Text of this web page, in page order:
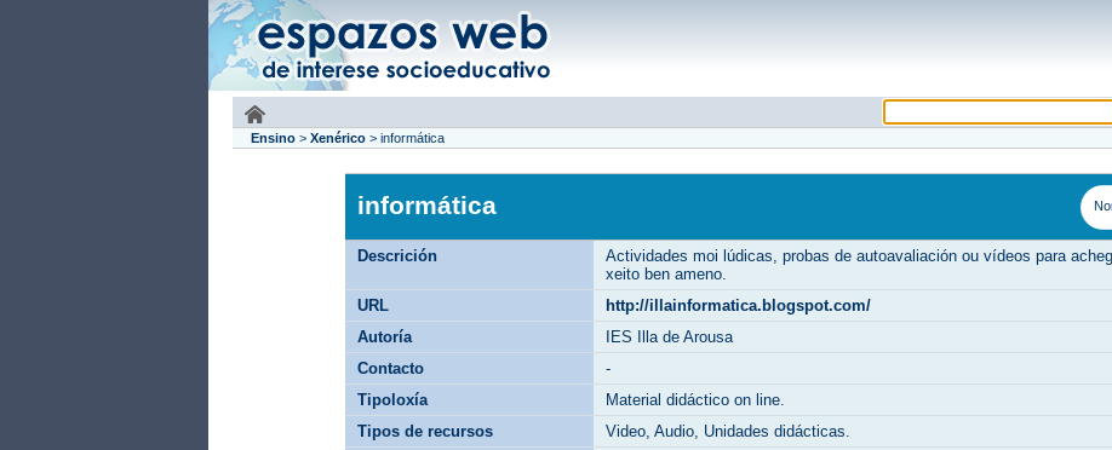
Ensino > Xenérico > informática
informática
Descrición
Actividades moi lúdicas, probas de autoavaliación ou vídeos para
xeito ben ameno.
URL
http://illainformatica.blogspot.com/
Autoría
IES Illa de Arousa
Contacto
-
Tipoloxía
Material didáctico on line.
Tipos de recursos
Video, Audio, Unidades didácticas.